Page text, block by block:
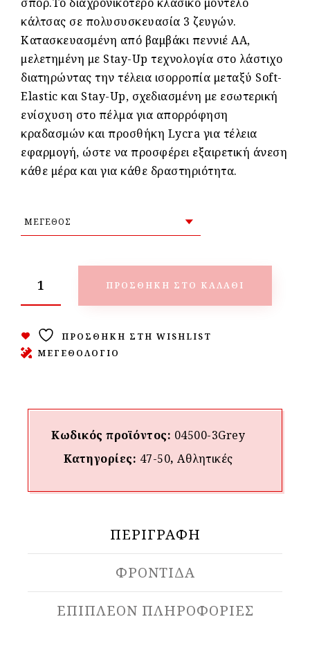
κάλτσας σε πολυσυσκευασία 3 ζευγών.
Κατασκευασμένη από βαμβάκι πεννιέ ΑΑ,
μελετημένη με Stay-Up τεχνολογία στο λάστιχο
διατηρώντας την τέλεια ισορροπία μεταξύ Soft-
Elastic και Stay-Up, σχεδιασμένη με εσωτερική
ενίσχυση στο πέλμα για απορρόφηση
κραδασμών και προσθήκη Lycra για τέλεια
εφαρμογή, ώστε να προσφέρει εξαιρετική άνεση
κάθε μέρα και για κάθε δραστηριότητα.
ΠΡΟΣΘΉΚΗ ΣΤΟ ΚΑΛΆΘΙ
ΠΡΟΣΘΉΚΗ ΣΤΗ WISHLIST
ΜΕΓΕΘΟΛΟΓΙΟ
Κωδικός προϊόντος: 04500-3Grey
Κατηγορίες: 47-50, Αθλητικές
ΠΕΡΙΓΡΑΦΉ
ΦΡΟΝΤΙΔΑ
ΕΠΙΠΛΈΟΝ ΠΛΗΡΟΦΟΡΊΕΣ